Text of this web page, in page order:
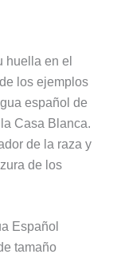
huella en el
los ejemplos
español de
Casa Blanca.
de la raza y
de los
Español
tamaño